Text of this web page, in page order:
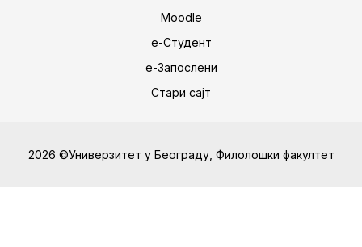
Moodle
е-Студент
е-Запослени
Стари сајт
2026 ©Универзитет у Београду, Филолошки факултет